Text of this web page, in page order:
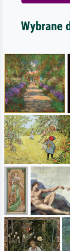
Wybrane